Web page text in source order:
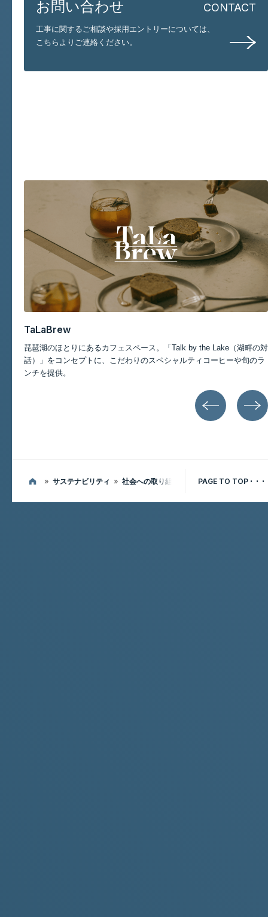
お問い合わせ CONTACT
工事に関するご相談や採用エントリーについては、
こちらよりご連絡ください。
記事一覧
TaLaBrew
琵琶湖のほとりにあるカフェスペース。「Talk by the Lake（湖畔の対
話）」をコンセプトに、こだわりのスペシャルティコーヒーや旬のラ
ンチを提供。
» サステナビリティ » 社会への取り組み PAGE TO TOP